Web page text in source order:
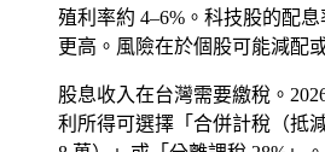
殖利率約 4–6%。科技股的配
更高。風險在於個股可能減配
股息收入在台灣需要繳稅。
利所得可選擇「合併計稅（抵